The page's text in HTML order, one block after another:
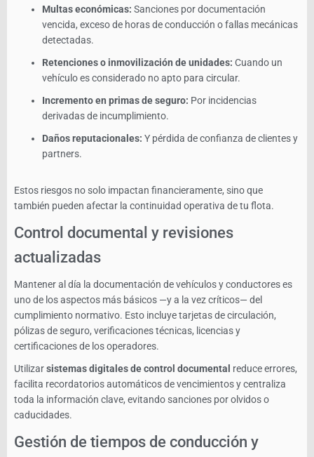
Multas económicas: Sanciones por documentación
vencida, exceso de horas de conducción o fallas mecánicas
detectadas.
Retenciones o inmovilización de unidades: Cuando un
vehículo es considerado no apto para circular.
Incremento en primas de seguro: Por incidencias
derivadas de incumplimiento.
Daños reputacionales: Y pérdida de confianza de clientes y
partners.
Estos riesgos no solo impactan financieramente, sino que
también pueden afectar la continuidad operativa de tu flota.
Control documental y revisiones
actualizadas
Mantener al día la documentación de vehículos y conductores es
uno de los aspectos más básicos —y a la vez críticos— del
cumplimiento normativo. Esto incluye tarjetas de circulación,
pólizas de seguro, verificaciones técnicas, licencias y
certificaciones de los operadores.
Utilizarsistemas digitales de control documental reduce errores,
facilita recordatorios automáticos de vencimientos y centraliza
toda la información clave, evitando sanciones por olvidos o
caducidades.
Gestión de tiempos de conducción y